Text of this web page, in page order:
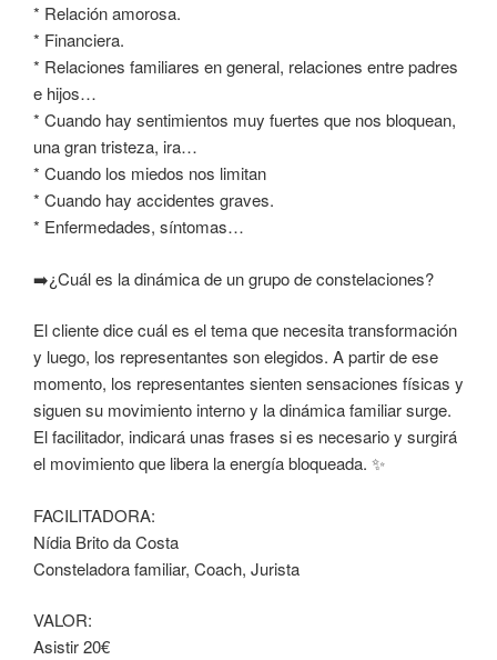
* Relación amorosa.
* Financiera.
* Relaciones familiares en general, relaciones entre padres
e hijos…
* Cuando hay sentimientos muy fuertes que nos bloquean,
una gran tristeza, ira…
* Cuando los miedos nos limitan
* Cuando hay accidentes graves.
* Enfermedades, síntomas…
➡️¿Cuál es la dinámica de un grupo de constelaciones?
El cliente dice cuál es el tema que necesita transformación
y luego, los representantes son elegidos. A partir de ese
momento, los representantes sienten sensaciones físicas y
siguen su movimiento interno y la dinámica familiar surge.
El facilitador, indicará unas frases si es necesario y surgirá
el movimiento que libera la energía bloqueada. ✨
FACILITADORA:
Nídia Brito da Costa
Consteladora familiar, Coach, Jurista
VALOR:
Asistir 20€